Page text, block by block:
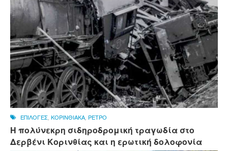
ΕΠΙΛΟΓΕΣ, ΚΟΡΙΝΘΙΑΚΑ, ΡΕΤΡΟ
Η πολύνεκρη σιδηροδρομική τραγωδία στο
Δερβένι Κορινθίας και η ερωτική δολοφονία